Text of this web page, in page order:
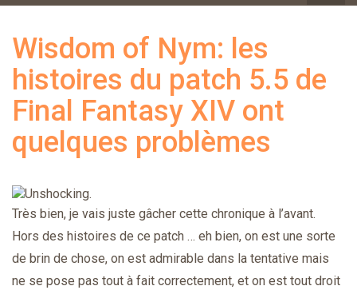
Wisdom of Nym: les
histoires du patch 5.5 de
Final Fantasy XIV ont
quelques problèmes
Très bien, je vais juste gâcher cette chronique à l’avant.
Hors des histoires de ce patch … eh bien, on est une sorte
de brin de chose, on est admirable dans la tentative mais
ne se pose pas tout à fait correctement, et on est tout droit